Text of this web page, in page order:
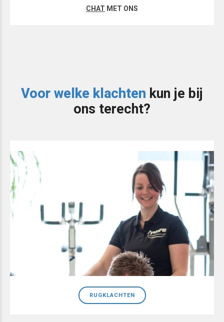
CHAT MET ONS
Voor welke klachten kun je bij
ons terecht?
RUGKLACHTEN